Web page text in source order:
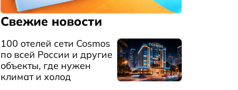
Свежие новости
100 отелей сети Cosmos
по всей России и другие
объекты, где нужен
климат и холод